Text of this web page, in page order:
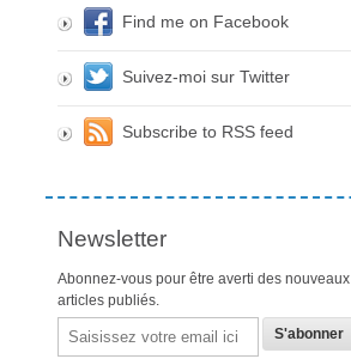
Find me on Facebook
Suivez-moi sur Twitter
Subscribe to RSS feed
Newsletter
Abonnez-vous pour être averti des nouveaux
articles publiés.
Email